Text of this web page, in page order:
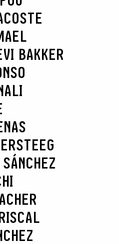
BAKKER